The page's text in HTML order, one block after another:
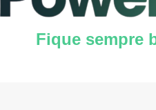
Fique sempre